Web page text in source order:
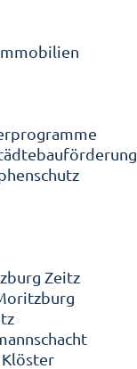
Zeitz
Klöster